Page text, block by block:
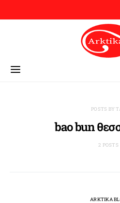
POSTS BY
bao bun
2 POSTS
ARKTIKA